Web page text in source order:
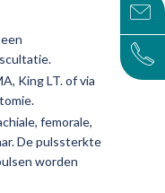
King LT. of via
femorale,
De pulssterkte
worden